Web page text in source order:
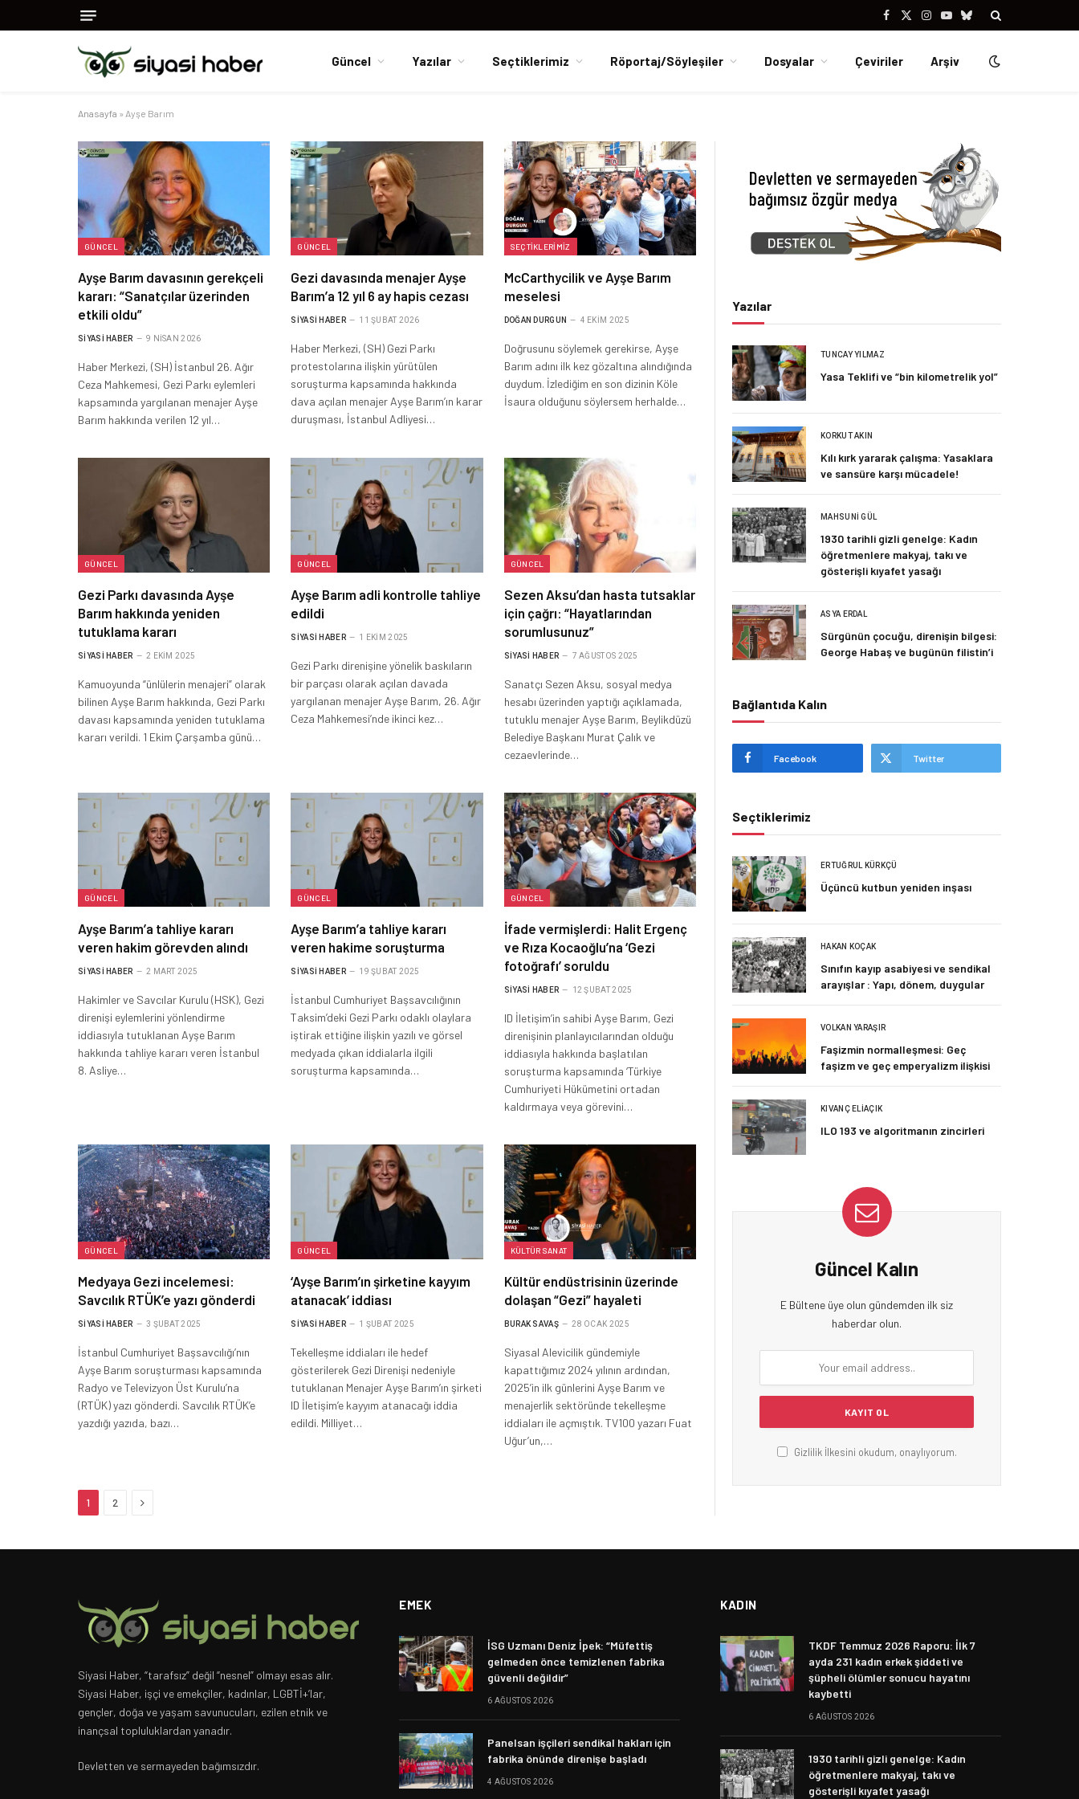
Facebook
X
Instagram
YouTubeBluesky
Güncel Yazılar Seçtiklerimiz Röportaj/Söyleşiler Dosyalar Çeviriler Arşiv
Anasayfa » Ayşe Barım
GÜNCEL
Ayşe Barım davasının gerekçeli
kararı: “Sanatçılar üzerinden
etkili oldu”
SIYASI HABER 9 NISAN 2026
Haber Merkezi, (SH) İstanbul 26. Ağır
Ceza Mahkemesi, Gezi Parkı eylemleri
kapsamında yargılanan menajer Ayşe
Barım hakkında verilen 12 yıl…
GÜNCEL
Gezi davasında menajer Ayşe
Barım’a 12 yıl 6 ay hapis cezası
SIYASI HABER 11 ŞUBAT 2026
Haber Merkezi, (SH) Gezi Parkı
protestolarına ilişkin yürütülen
soruşturma kapsamında hakkında
dava açılan menajer Ayşe Barım’ın karar
duruşması, İstanbul Adliyesi…
SEÇTIKLERIMIZ
McCarthycilik ve Ayşe Barım
meselesi
DOĞAN DURGUN 4 EKIM 2025
Doğrusunu söylemek gerekirse, Ayşe
Barım adını ilk kez gözaltına alındığında
duydum. İzlediğim en son dizinin Köle
İsaura olduğunu söylersem herhalde…
GÜNCEL
Gezi Parkı davasında Ayşe
Barım hakkında yeniden
tutuklama kararı
SIYASI HABER 2 EKIM 2025
Kamuoyunda “ünlülerin menajeri” olarak
bilinen Ayşe Barım hakkında, Gezi Parkı
davası kapsamında yeniden tutuklama
kararı verildi. 1 Ekim Çarşamba günü…
GÜNCEL
Ayşe Barım adli kontrolle tahliye
edildi
SIYASI HABER 1 EKIM 2025
Gezi Parkı direnişine yönelik baskıların
bir parçası olarak açılan davada
yargılanan menajer Ayşe Barım, 26. Ağır
Ceza Mahkemesi’nde ikinci kez…
GÜNCEL
Sezen Aksu’dan hasta tutsaklar
için çağrı: “Hayatlarından
sorumlusunuz”
SIYASI HABER 7 AĞUSTOS 2025
Sanatçı Sezen Aksu, sosyal medya
hesabı üzerinden yaptığı açıklamada,
tutuklu menajer Ayşe Barım, Beylikdüzü
Belediye Başkanı Murat Çalık ve
cezaevlerinde…
GÜNCEL
Ayşe Barım’a tahliye kararı
veren hakim görevden alındı
SIYASI HABER 2 MART 2025
Hakimler ve Savcılar Kurulu (HSK), Gezi
direnişi eylemlerini yönlendirme
iddiasıyla tutuklanan Ayşe Barım
hakkında tahliye kararı veren İstanbul
8. Asliye…
GÜNCEL
Ayşe Barım’a tahliye kararı
veren hakime soruşturma
SIYASI HABER 19 ŞUBAT 2025
İstanbul Cumhuriyet Başsavcılığının
Taksim’deki Gezi Parkı odaklı olaylara
iştirak ettiğine ilişkin yazılı ve görsel
medyada çıkan iddialarla ilgili
soruşturma kapsamında…
GÜNCEL
İfade vermişlerdi: Halit Ergenç
ve Rıza Kocaoğlu’na ‘Gezi
fotoğrafı’ soruldu
SIYASI HABER 12 ŞUBAT 2025
ID İletişim’in sahibi Ayşe Barım, Gezi
direnişinin planlayıcılarından olduğu
iddiasıyla hakkında başlatılan
soruşturma kapsamında ‘Türkiye
Cumhuriyeti Hükümetini ortadan
kaldırmaya veya görevini…
GÜNCEL
Medyaya Gezi incelemesi:
Savcılık RTÜK’e yazı gönderdi
SIYASI HABER 3 ŞUBAT 2025
İstanbul Cumhuriyet Başsavcılığı’nın
Ayşe Barım soruşturması kapsamında
Radyo ve Televizyon Üst Kurulu’na
(RTÜK) yazı gönderdi. Savcılık RTÜK’e
yazdığı yazıda, bazı…
GÜNCEL
‘Ayşe Barım’ın şirketine kayyım
atanacak’ iddiası
SIYASI HABER 1 ŞUBAT 2025
Tekelleşme iddiaları ile hedef
gösterilerek Gezi Direnişi nedeniyle
tutuklanan Menajer Ayşe Barım’ın şirketi
ID İletişim’e kayyım atanacağı iddia
edildi. Milliyet…
KÜLTÜR SANAT
Kültür endüstrisinin üzerinde
dolaşan “Gezi” hayaleti
BURAK SAVAŞ 28 OCAK 2025
Siyasal Alevicilik gündemiyle
kapattığımız 2024 yılının ardından,
2025’in ilk günlerini Ayşe Barım ve
menajerlik sektöründe tekelleşme
iddiaları ile açmıştık. TV100 yazarı Fuat
Uğur’un,…
1 2 Next
Yazılar
TUNCAY YILMAZ
Yasa Teklifi ve “bin kilometrelik yol”
KORKUT AKIN
Kılı kırk yararak çalışma: Yasaklara
ve sansüre karşı mücadele!
MAHSUNI GÜL
1930 tarihli gizli genelge: Kadın
öğretmenlere makyaj, takı ve
gösterişli kıyafet yasağı
ASYA ERDAL
Sürgünün çocuğu, direnişin bilgesi:
George Habaş ve bugünün filistin’i
Bağlantıda Kalın
Facebook Twitter
Seçtiklerimiz
ERTUĞRUL KÜRKÇÜ
Üçüncü kutbun yeniden inşası
HAKAN KOÇAK
Sınıfın kayıp asabiyesi ve sendikal
arayışlar : Yapı, dönem, duygular
VOLKAN YARAŞIR
Faşizmin normalleşmesi: Geç
faşizm ve geç emperyalizm ilişkisi
KIVANÇ ELIAÇIK
ILO 193 ve algoritmanın zincirleri
Güncel Kalın
E Bültene üye olun gündemden ilk siz
haberdar olun.
Gizlilik İlkesini okudum, onaylıyorum.
Siyasi Haber, “tarafsız” değil “nesnel” olmayı esas alır.
Siyasi Haber, işçi ve emekçiler, kadınlar, LGBTİ+’lar,
gençler, doğa ve yaşam savunucuları, ezilen etnik ve
inançsal topluluklardan yanadır.
Devletten ve sermayeden bağımsızdır.
EMEK
İSG Uzmanı Deniz İpek: “Müfettiş
gelmeden önce temizlenen fabrika
güvenli değildir”
6 AĞUSTOS 2026
Panelsan işçileri sendikal hakları için
fabrika önünde direnişe başladı
4 AĞUSTOS 2026
KADIN
TKDF Temmuz 2026 Raporu: İlk 7
ayda 231 kadın erkek şiddeti ve
şüpheli ölümler sonucu hayatını
kaybetti
6 AĞUSTOS 2026
1930 tarihli gizli genelge: Kadın
öğretmenlere makyaj, takı ve
gösterişli kıyafet yasağı